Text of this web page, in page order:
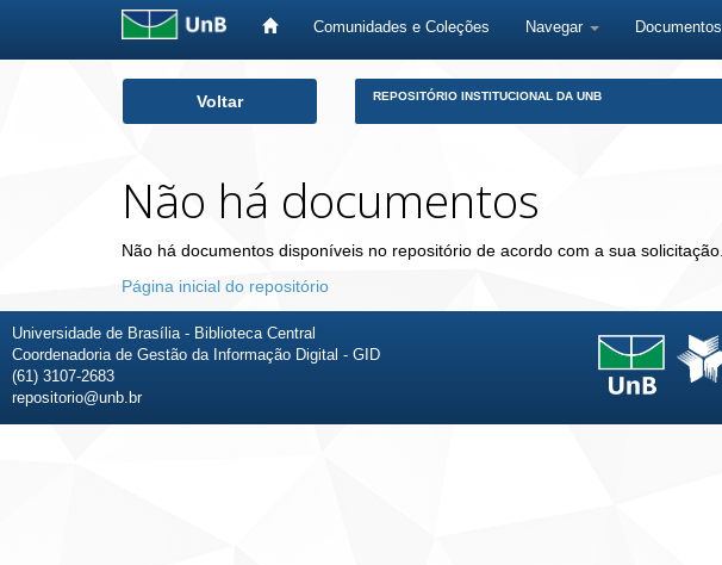
Comunidades e Coleções Navegar Documentos
Voltar REPOSITÓRIO INSTITUCIONAL DA UNB
Não há documentos
Não há documentos disponíveis no repositório de acordo com a sua solicitação.
Página inicial do repositório
Universidade de Brasília - Biblioteca Central
Coordenadoria de Gestão da Informação Digital - GID
(61) 3107-2683
repositorio@unb.br